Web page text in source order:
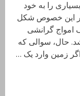
را به خود
در این خصوص شکل
امواج گرانشی
حال، سوالی که
زمین وارد یک …